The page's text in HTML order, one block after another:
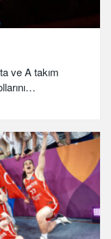
ve A takım